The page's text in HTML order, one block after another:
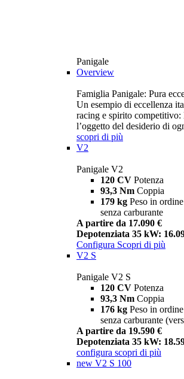
Panigale
Overview
Famiglia Panigale: Pura
Un esempio di eccellenza
racing e spirito competitivo:
l’oggetto del desiderio di
scopri di più
V2
Panigale V2
120 CV Potenza
93,3 Nm Coppia
179 kg Peso in
senza carburante
A partire da 17.090 €
Depotenziata 35 kW:
Configura Scopri di più
V2 S
Panigale V2 S
120 CV Potenza
93,3 Nm Coppia
176 kg Peso in
senza carburante
A partire da 19.590 €
Depotenziata 35 kW:
configura scopri di più
new V2 S 100